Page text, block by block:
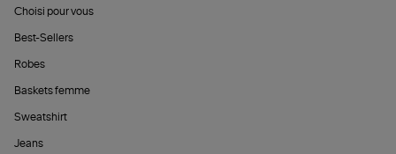
Choisi pour vous
Best-Sellers
Robes
Baskets femme
Sweatshirt
Jeans